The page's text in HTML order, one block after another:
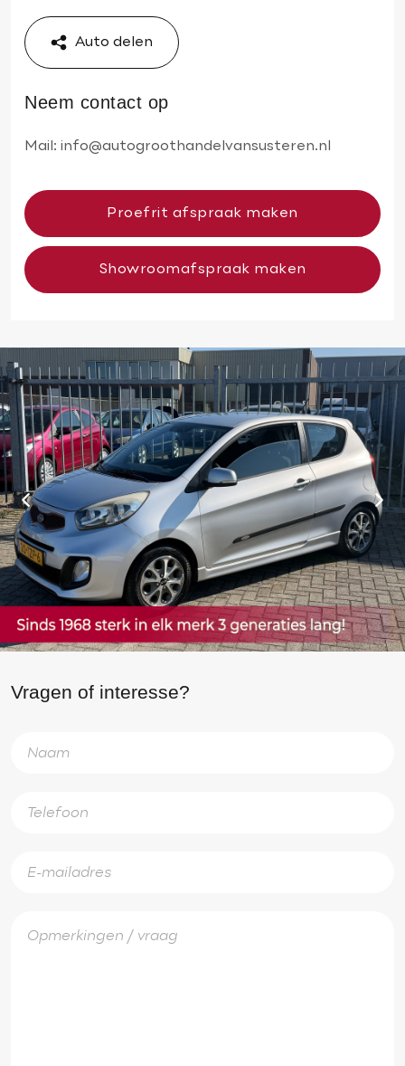
Auto delen
Neem contact op
Mail: info@autogroothandelvansusteren.nl
Proefrit afspraak maken
Showroomafspraak maken
Vragen of interesse?